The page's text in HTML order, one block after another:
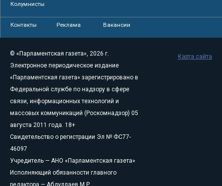
Колумнисты
Контакты Реклама Вакансии
© «Парламентская газета», 2026 г.
Электронное периодическое издание
«Парламентская газета» зарегистрировано в
Федеральной службе по надзору в сфере
связи, информационных технологий и
массовых коммуникаций (Роскомнадзор) 05
августа 2011 года. 18+
Свидетельство о регистрации Эл № ФС77-
46097
Учредитель — АНО «Парламентская газета»
Исполняющий обязанности главного
редактора — Абдуллаев М.Р.
Карта сайта